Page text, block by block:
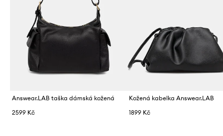
Answear.LAB taška dámská kožená
2599 Kč
Kožená kabelka Answear.LAB
1899 Kč